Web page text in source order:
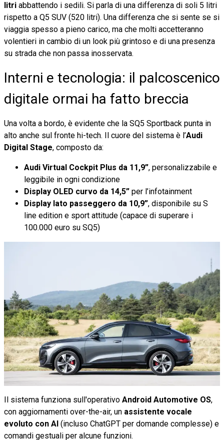
litri abbattendo i sedili. Si parla di una differenza di soli 5 litri
rispetto a Q5 SUV (520 litri). Una differenza che si sente se si
viaggia spesso a pieno carico, ma che molti accetteranno
volentieri in cambio di un look più grintoso e di una presenza
su strada che non passa inosservata.
Interni e tecnologia: il palcoscenico
digitale ormai ha fatto breccia
Una volta a bordo, è evidente che la SQ5 Sportback punta in
alto anche sul fronte hi-tech. Il cuore del sistema è l’Audi
Digital Stage, composto da:
Audi Virtual Cockpit Plus da 11,9”, personalizzabile e
leggibile in ogni condizione
Display OLED curvo da 14,5” per l’infotainment
Display lato passeggero da 10,9”, disponibile su S
line edition e sport attitude (capace di superare i
100.000 euro su SQ5)
Il sistema funziona sull'operativo Android Automotive OS,
con aggiornamenti over-the-air, un assistente vocale
evoluto con AI (incluso ChatGPT per domande complesse) e
comandi gestuali per alcune funzioni.